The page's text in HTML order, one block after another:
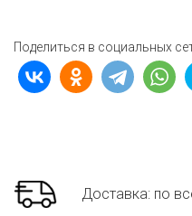
Поделиться в социальных
Доставка: по